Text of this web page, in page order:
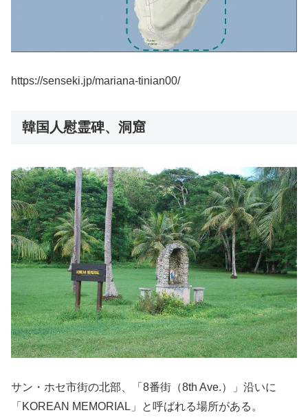
https://senseki.jp/mariana-tinian00/
韓国人慰霊碑、洞窟
サン・ホセ市街の北部、「8番街（8th Ave.）」沿いに
「KOREAN MEMORIAL」と呼ばれる場所がある。